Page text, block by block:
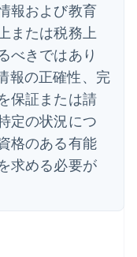
報および教育
または税務上
べきではあり
報の正確性、完
保証または請
定の状況につ
格のある有能
求める必要が